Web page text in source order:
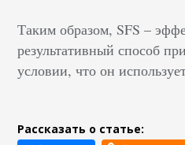
Таким образом, SFS –
результативный способ
условии, что он
Рассказать о статье: